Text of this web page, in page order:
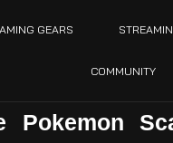
GEARS
COMMUNITY
Pokemon